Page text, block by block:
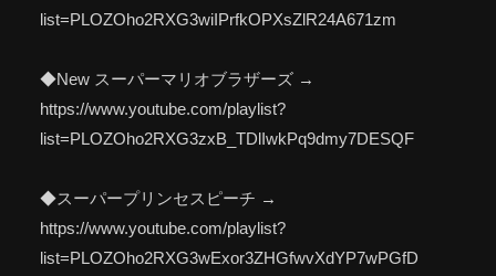
list=PLOZOho2RXG3wiIPrfkOPXsZlR24A671zm
◆New スーパーマリオブラザーズ →
https://www.youtube.com/playlist?
list=PLOZOho2RXG3zxB_TDlIwkPq9dmy7DESQF
◆スーパープリンセスピーチ →
https://www.youtube.com/playlist?
list=PLOZOho2RXG3wExor3ZHGfwvXdYP7wPGfD